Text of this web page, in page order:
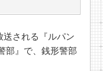
送される『ルパン
部』で、銭形警部